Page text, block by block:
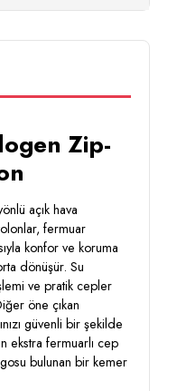
Zip-
açık hava
fermuar
konfor ve koruma
dönüşür. Su
ve pratik cepler
öne çıkan
güvenli bir şekilde
ekstra fermuarlı cep
bulunan bir kemer